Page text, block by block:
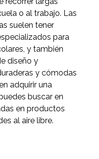
o al trabajo. Las
suelen tener
para
y también
diseño y
y cómodas
adquirir una
buscar en
en productos
al aire libre.